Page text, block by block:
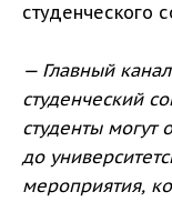
студенческого
— Главный
студенческий
студенты могут
до
мероприятия,